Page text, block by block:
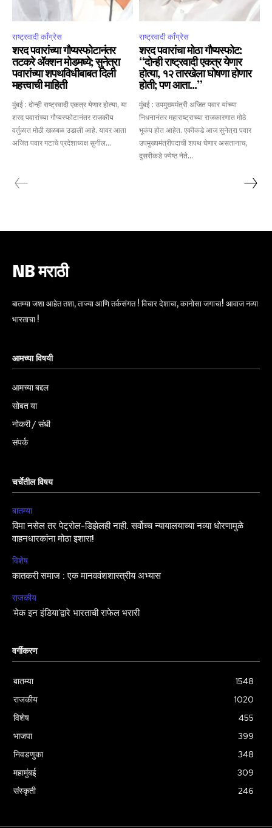
राष्ट्रवादी काँग्रेस
शरद पवारांच्या गौप्यस्फोटानंतर
तटकरे ॲक्शन मोडमध्ये; सुनेत्रा
पवारांच्या शपथविधीबाबत दिली
महत्त्वाची माहिती
मुंबई : दोन्ही राष्ट्रवादी एकत्र येणार होत्या, या
शरद पवारांच्या गौप्यस्फोटानंतर राजकीय
वर्तुळात मोठी खळबळ उडाली आहे. यावर आता
अजित पवार गटाचे प्रदेशाध्यक्ष सुनील...
राष्ट्रवादी काँग्रेस
शरद पवारांचा मोठा गौप्यस्फोट:
“दोन्ही राष्ट्रवादी एकत्र येणार
होत्या, १२ तारखेला घोषणा होणार
होती; पण आता…”
मुंबई : उपमुख्यमंत्री अजित पवार यांच्या
निधनानंतर महाराष्ट्राच्या राजकारणात मोठे
भूकंप होत आहेत. एकीकडे आज सुनेत्रा पवार
उपमुख्यमंत्रीपदाची शपथ घेणार असतानाच,
दुसरीकडे ज्येष्ठ नेते...
NB मराठी
बातम्या जशा आहेत तशा, ताज्या आणि तर्कसंगत ! विचार देशाचा, कानोसा जगाचा! आवाज नव्या
भारताचा !
आमच्या विषयी
आमच्या बद्दल
सोबत या
नोकरी / संधी
संपर्क
चर्चेतील विषय
बातम्या
विमा नसेल तर पेट्रोल-डिझेलही नाही. सर्वोच्च न्यायालयाच्या नव्या धोरणामुळे
वाहनधारकांना मोठा इशारा!
विशेष
कातकरी समाज : एक मानववंशशास्त्रीय अभ्यास
राजकीय
‘मेक इन इंडिया’द्वारे भारताची राफेल भरारी
वर्गीकरण
बातम्या
1548
राजकीय
1020
विशेष
455
भाजपा
399
निवडणुका
348
महामुंबई
309
संस्कृती
246